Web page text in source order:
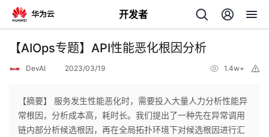
开发者
返
【AIOps专题】API性能恶化根因分析
DevAI 2023/03/19 1.4w+
【摘要】 服务发生性能恶化时，需要投入大量人力分析性能异
常根因，分析成本高，耗时长。我们提出了一种先在异常调用
链内部分析候选根因，再在全局拓扑环境下对候选根因进行汇